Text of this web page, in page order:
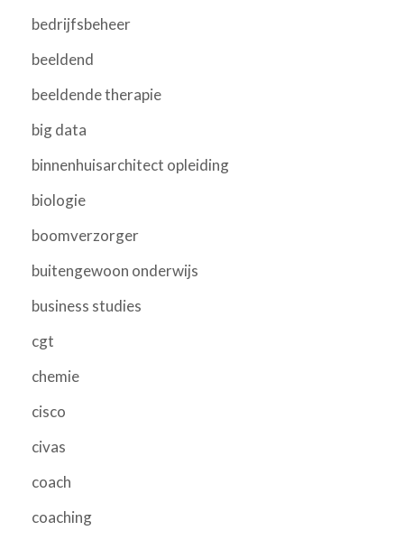
bedrijfsbeheer
beeldend
beeldende therapie
big data
binnenhuisarchitect opleiding
biologie
boomverzorger
buitengewoon onderwijs
business studies
cgt
chemie
cisco
civas
coach
coaching